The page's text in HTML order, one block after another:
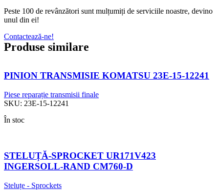
Peste 100 de revânzători sunt mulțumiți de serviciile noastre, devino
unul din ei!
Contactează-ne!
Produse similare
PINION TRANSMISIE KOMATSU 23E-15-12241
Piese reparație transmisii finale
SKU: 23E-15-12241
În stoc
STELUȚĂ-SPROCKET UR171V423
INGERSOLL-RAND CM760-D
Steluțe - Sprockets